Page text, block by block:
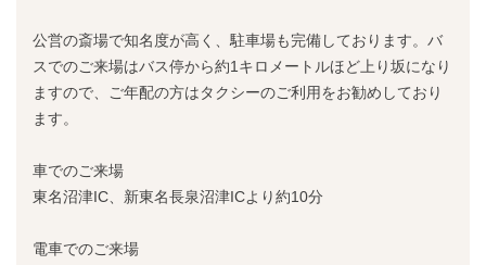
公営の斎場で知名度が高く、駐車場も完備しております。バ
スでのご来場はバス停から約1キロメートルほど上り坂になり
ますので、ご年配の方はタクシーのご利用をお勧めしており
ます。
車でのご来場
東名沼津IC、新東名長泉沼津ICより約10分
電車でのご来場